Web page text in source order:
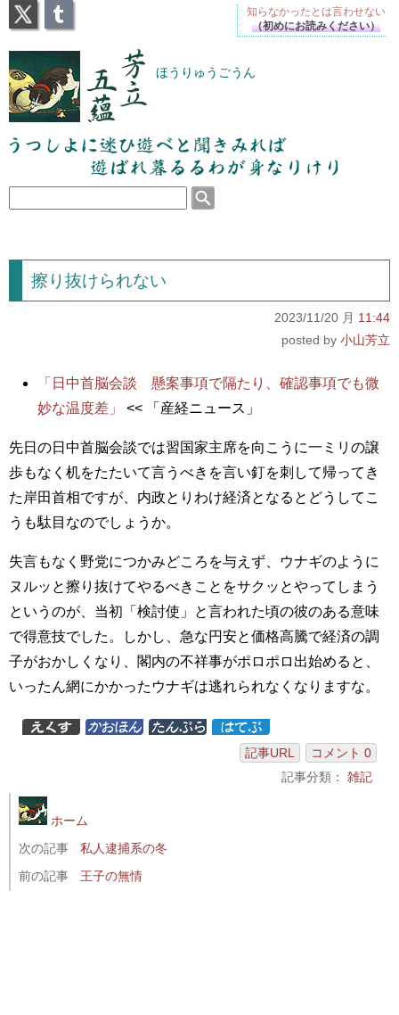
芳立五蘊 ほうりゅうごうん
うつしよに迷ひ遊べと聞きみれば遊ばれ暮るるわが
身なりけり
擦り抜けられない
2023/11/20 月 11:44
小山芳立
「日中首脳会談 懸案事項で隔たり、確認事項でも微
妙な温度差」
<< 「産経ニュース」
先日の日中首脳会談では習国家主席を向こうに一ミリの譲
歩もなく机をたたいて言うべきを言い釘を刺して帰ってき
た岸田首相ですが、内政とりわけ経済となるとどうしてこ
うも駄目なのでしょうか。
失言もなく野党につかみどころを与えず、ウナギのように
ヌルッと擦り抜けてやるべきことをサクッとやってしまう
というのが、当初「検討使」と言われた頃の彼のある意味
で得意技でした。しかし、急な円安と価格高騰で経済の調
子がおかしくなり、閣内の不祥事がポロポロ出始めると、
いったん網にかかったウナギは逃れられなくなりますな。
記事URL
コメント 0
記事分類： 雑記
ホーム
次の記事
私人逮捕系の冬
前の記事
王子の無情
知らなかったとは言わせない
（初めにお読みください）
X Tumblr